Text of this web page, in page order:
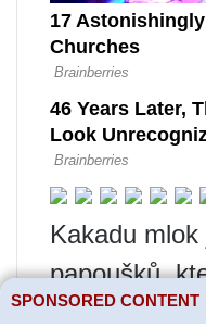
Kakadu
papoušků,
vynikajícími
SPONSORED CONTENT